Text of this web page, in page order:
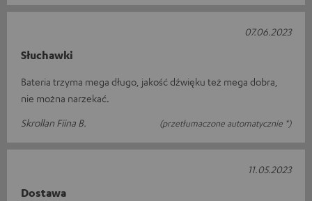
Słuchawki
Bateria trzyma mega długo, jakość dźwięku też mega dobra,
nie można narzekać.
Skrollan Fiina B.
(przetłumaczone automatycznie *)
07.06.2023
Dostawa
11.05.2023